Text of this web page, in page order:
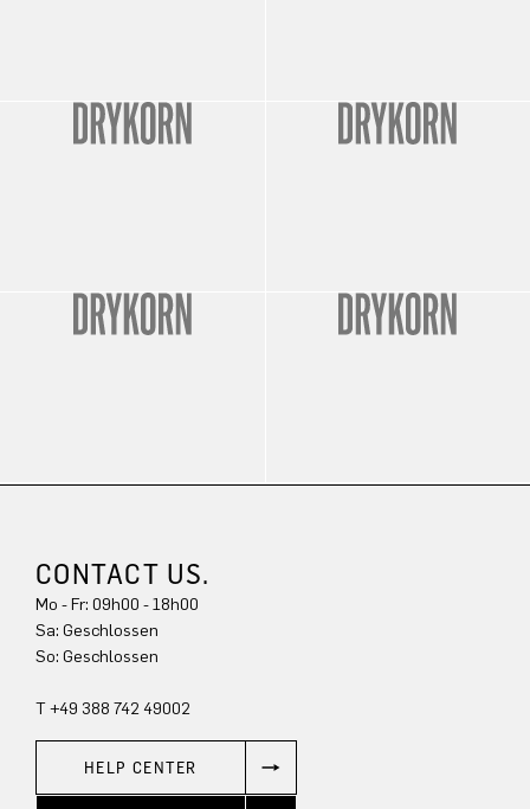
CONTACT US.
Mo - Fr: 09h00 - 18h00
Sa: Geschlossen
So: Geschlossen
T +49 388 742 49002
HELP CENTER